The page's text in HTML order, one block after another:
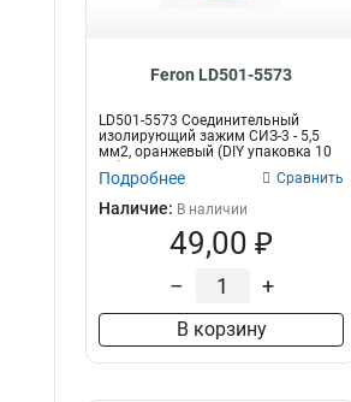
Feron LD501-5573
LD501-5573 Соединительный
изолирующий зажим СИЗ-3 - 5,5
мм2, оранжевый (DIY упаковка 10
Подробнее Сравнить
Наличие: В наличии
49,00 ₽
– +
В корзину